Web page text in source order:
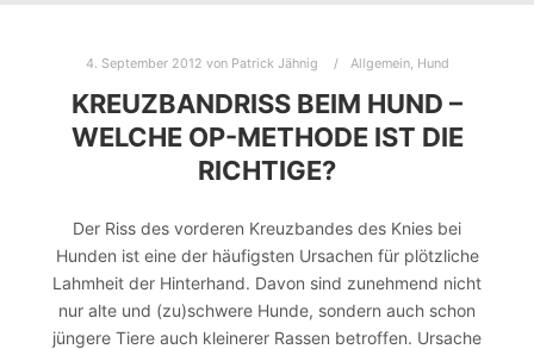
4. September 2012 von Patrick Jähnig Allgemein, Hund
KREUZBANDRISS BEIM HUND –
WELCHE OP-METHODE IST DIE
RICHTIGE?
Der Riss des vorderen Kreuzbandes des Knies bei
Hunden ist eine der häufigsten Ursachen für plötzliche
Lahmheit der Hinterhand. Davon sind zunehmend nicht
nur alte und (zu)schwere Hunde, sondern auch schon
jüngere Tiere auch kleinerer Rassen betroffen. Ursache